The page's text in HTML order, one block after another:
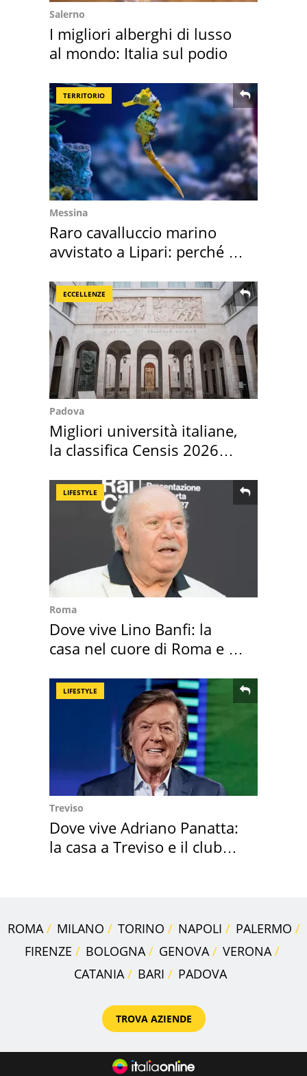
Salerno
I migliori alberghi di lusso
al mondo: Italia sul podio
TERRITORIO
Messina
Raro cavalluccio marino
avvistato a Lipari: perché è
ECCELLENZE
Padova
Migliori università italiane,
la classifica Censis 2026
LIFESTYLE
Roma
Dove vive Lino Banfi: la
casa nel cuore di Roma e i
LIFESTYLE
Treviso
Dove vive Adriano Panatta:
la casa a Treviso e il club
ROMA MILANO TORINO NAPOLI
PALERMO
FIRENZE
BOLOGNA GENOVA
VERONA
CATANIA
BARI PADOVA
TROVA AZIENDE